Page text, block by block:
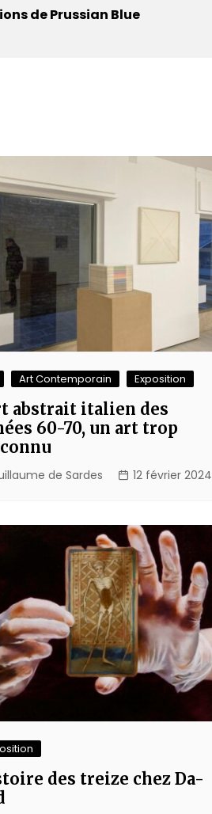
de Prussian Blue
Art Contemporain Exposition
abstrait italien des
60-70, un art trop
de Sardes 12 février 2024
des treize chez Da-